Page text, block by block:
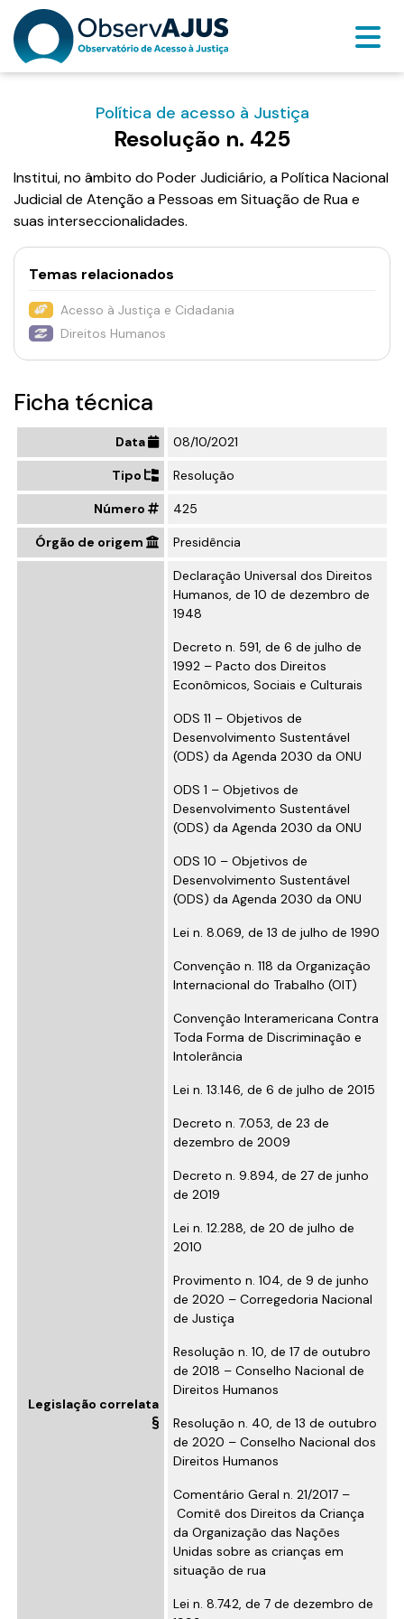
Política de acesso à Justiça
Resolução n. 425
Institui, no âmbito do Poder Judiciário, a Política Nacional
Judicial de Atenção a Pessoas em Situação de Rua e
suas interseccionalidades.
Temas relacionados
Acesso à Justiça e Cidadania
Direitos Humanos
Ficha técnica
Data 08/10/2021
Tipo Resolução
Número 425
Órgão de origem Presidência
Legislação correlata
Declaração Universal dos Direitos
Humanos, de 10 de dezembro de
1948
Decreto n. 591, de 6 de julho de
1992 – Pacto dos Direitos
Econômicos, Sociais e Culturais
ODS 11 – Objetivos de
Desenvolvimento Sustentável
(ODS) da Agenda 2030 da ONU
ODS 1 – Objetivos de
Desenvolvimento Sustentável
(ODS) da Agenda 2030 da ONU
ODS 10 – Objetivos de
Desenvolvimento Sustentável
(ODS) da Agenda 2030 da ONU
Lei n. 8.069, de 13 de julho de 1990
Convenção n. 118 da Organização
Internacional do Trabalho (OIT)
Convenção Interamericana Contra
Toda Forma de Discriminação e
Intolerância
Lei n. 13.146, de 6 de julho de 2015
Decreto n. 7.053, de 23 de
dezembro de 2009
Decreto n. 9.894, de 27 de junho
de 2019
Lei n. 12.288, de 20 de julho de
2010
Provimento n. 104, de 9 de junho
de 2020 – Corregedoria Nacional
de Justiça
Resolução n. 10, de 17 de outubro
de 2018 – Conselho Nacional de
Direitos Humanos
Resolução n. 40, de 13 de outubro
de 2020 – Conselho Nacional dos
Direitos Humanos
Comentário Geral n. 21/2017 –
Comitê dos Direitos da Criança
da Organização das Nações
Unidas sobre as crianças em
situação de rua
Lei n. 8.742, de 7 de dezembro de